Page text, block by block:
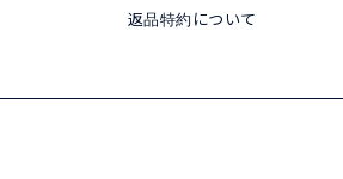
返品特約について